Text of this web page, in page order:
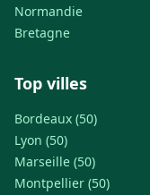
Normandie
Bretagne
Top villes
Bordeaux (50)
Lyon (50)
Marseille (50)
Montpellier (50)